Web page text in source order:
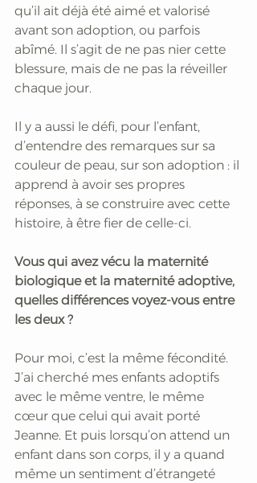
qu’il ait déjà été aimé et valorisé
avant son adoption, ou parfois
abîmé. Il s’agit de ne pas nier cette
blessure, mais de ne pas la réveiller
chaque jour.
Il y a aussi le défi, pour l’enfant,
d’entendre des remarques sur sa
couleur de peau, sur son adoption : il
apprend à avoir ses propres
réponses, à se construire avec cette
histoire, à être fier de celle-ci.
Vous qui avez vécu la maternité
biologique et la maternité adoptive,
quelles différences voyez-vous entre
les deux ?
Pour moi, c’est la même fécondité.
J’ai cherché mes enfants adoptifs
avec le même ventre, le même
cœur que celui qui avait porté
Jeanne. Et puis lorsqu’on attend un
enfant dans son corps, il y a quand
même un sentiment d’étrangeté